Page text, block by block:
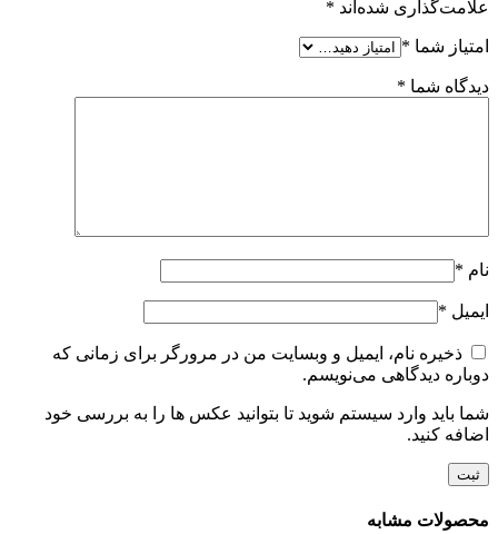
علامت‌گذاری شده‌اند *
امتیاز شما *
دیدگاه شما *
نام *
ایمیل *
ذخیره نام، ایمیل و وبسایت من در مرورگر برای زمانی که
دوباره دیدگاهی می‌نویسم.
شما باید وارد سیستم شوید تا بتوانید عکس ها را به بررسی خود
اضافه کنید.
محصولات مشابه